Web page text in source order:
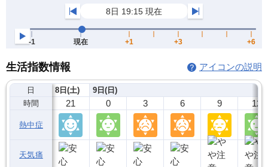
生活指数情報 アイコンの説明
日
時間
熱中症
天気痛
8日(土)
21
9日(日)
0 3 6 9 12